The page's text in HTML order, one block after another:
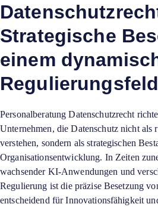
Strategische
einem
Regulierungsfeld
Personalberatung Datenschutzrecht
Unternehmen, die Datenschutz nicht als
verstehen, sondern als strategischen
Organisationsentwicklung. In Zeiten
wachsender KI-Anwendungen und
Regulierung ist die präzise Besetzung
entscheidend für Innovationsfähigkeit